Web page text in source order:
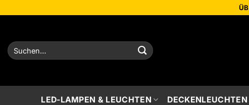
Suchen
nach:
LED-LAMPEN & LEUCHTEN DECKENLEUCHTEN